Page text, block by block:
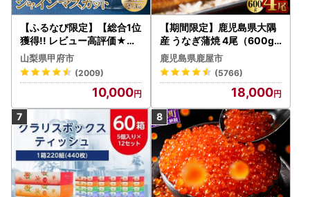
【ふるなび限定】【総合1位
獲得!! レビュー高評価★】
〈2026年度配送分〉山梨
県産 シャインマスカット 2
～3房（1.0kg以上）シャイ
ン フルーツ FN-Limited-S
P
山梨県甲府市
(2009)
10,000
【期間限定】鹿児島県大隅
産 うなぎ蒲焼 4尾（600g
） KN007-004-04-cp18
うなぎ 鰻 魚 惣菜 総菜
鹿児島県鹿屋市
(5766)
18,000